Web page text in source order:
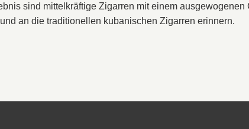
sind mittelkräftige Zigarren mit einem
an die traditionellen kubanischen Zigarren erinnern.